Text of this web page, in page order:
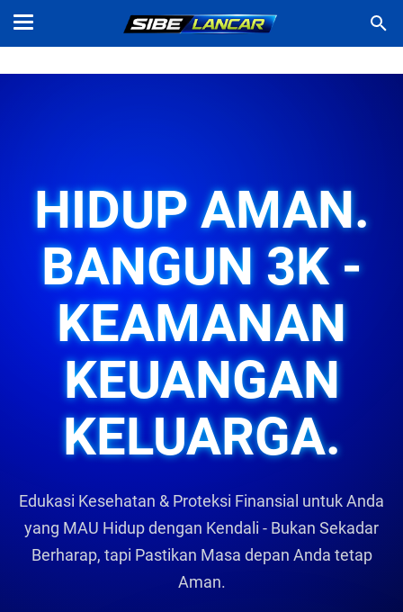
HIDUP AMAN.
BANGUN 3K -
KEAMANAN
KEUANGAN
KELUARGA.
Edukasi Kesehatan & Proteksi Finansial untuk Anda
yang MAU Hidup dengan Kendali - Bukan Sekadar
Berharap, tapi Pastikan Masa depan Anda tetap
Aman.